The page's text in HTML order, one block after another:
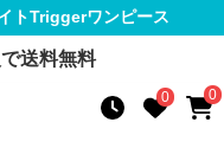
トTriggerワンピース
送料無料
0 0